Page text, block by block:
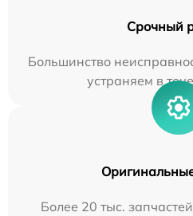
Срочный
Большинство
устраняем в
Более 20 тыс.